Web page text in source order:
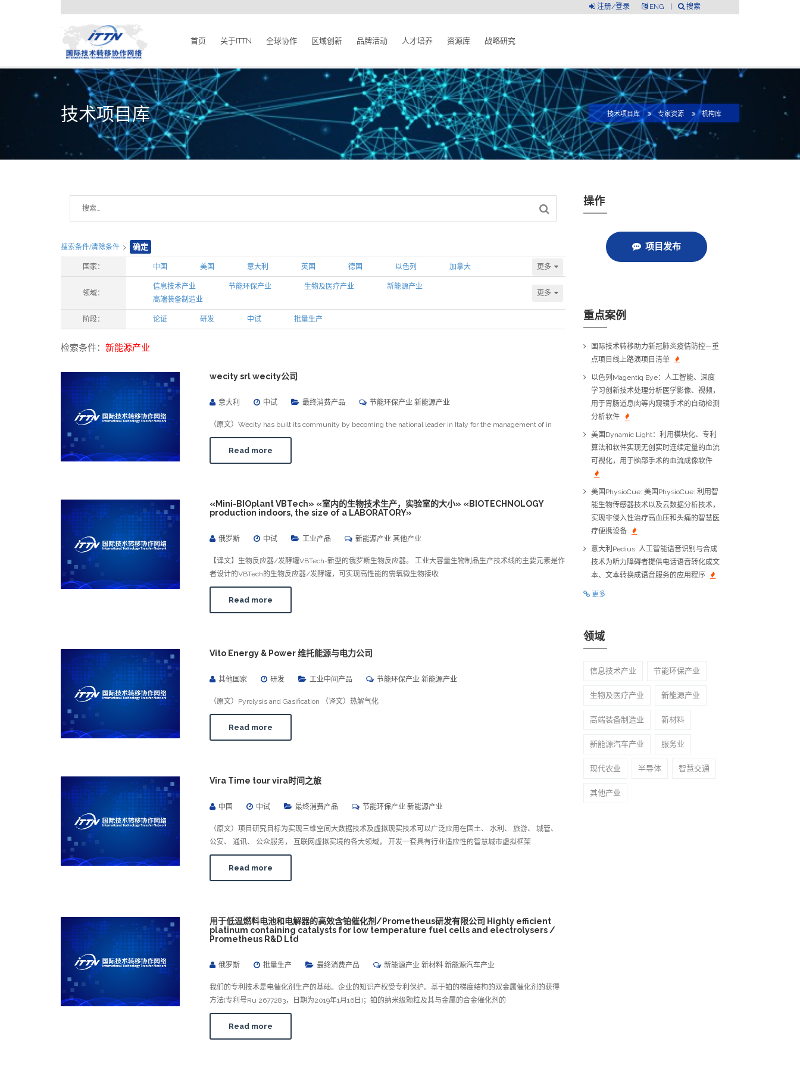
搜索
ENG
注册/登录
首页 关于ITTN 全球协作 区域创新 品牌活动 人才培养 资源库 战略研究
技术项目库 技术项目库 专家资源 机构库
搜索条件/清除条件 > 确定
国家： 中国 美国 意大利 英国 德国 以色列 加拿大 更多
领域：
信息技术产业 节能环保产业 生物及医疗产业
新能源产业
高端装备制造业
更多
阶段： 论证 研发 中试 批量生产
检索条件： 新能源产业
wecity srl wecity公司
意大利 中试 最终消费产品 节能环保产业 新能源产业
（原文）Wecity has built its community by becoming the national leader in Italy for the management of in
Read more
«Mini-BIOplant VBTech» «室内的生物技术生产，实验室的大小» «BIOTECHNOLOGY
production indoors, the size of a LABORATORY»
俄罗斯 中试 工业产品 新能源产业 其他产业
【译文】生物反应器/发酵罐VBTech-新型的俄罗斯生物反应器。 工业大容量生物制品生产技术线的主要元素是作
者设计的VBTech的生物反应器/发酵罐，可实现高性能的需氧微生物接收
Read more
Vito Energy & Power 维托能源与电力公司
其他国家 研发 工业中间产品 节能环保产业 新能源产业
（原文）Pyrolysis and Gasification （译文）热解气化
Read more
Vira Time tour vira时间之旅
中国 中试 最终消费产品 节能环保产业 新能源产业
（原文）项目研究目标为实现三维空间大数据技术及虚拟现实技术可以广泛应用在国土、 水利、 旅游、 城管、
公安、 通讯、 公众服务， 互联网虚拟实境的各大领域， 开发一套具有行业适应性的智慧城市虚拟框架
Read more
用于低温燃料电池和电解器的高效含铂催化剂/Prometheus研发有限公司 Highly efficient
platinum containing catalysts for low temperature fuel cells and electrolysers /
Prometheus R&D Ltd
俄罗斯 批量生产 最终消费产品 新能源产业 新材料 新能源汽车产业
我们的专利技术是电催化剂生产的基础。企业的知识产权受专利保护。基于铂的梯度结构的双金属催化剂的获得
方法(专利号Ru 2677283，日期为2019年1月16日)；铂的纳米级颗粒及其与金属的合金催化剂的
Read more
操作
项目发布
重点案例
国际技术转移助力新冠肺炎疫情防控—重
点项目线上路演项目清单
以色列Magentiq Eye：人工智能、深度
学习创新技术处理分析医学影像、视频，
用于胃肠道息肉等内窥镜手术的自动检测
分析软件
美国Dynamic Light：利用模块化、专利
算法和软件实现无创实时连续定量的血流
可视化，用于脑部手术的血流成像软件
美国PhysioCue: 美国PhysioCue: 利用智
能生物传感器技术以及云数据分析技术，
实现非侵入性治疗高血压和头痛的智慧医
疗便携设备
意大利Pedius: 人工智能语音识别与合成
技术为听力障碍者提供电话语音转化成文
本、文本转换成语音服务的应用程序
更多
领域
信息技术产业 节能环保产业
生物及医疗产业 新能源产业
高端装备制造业 新材料
新能源汽车产业 服务业
现代农业 半导体 智慧交通
其他产业